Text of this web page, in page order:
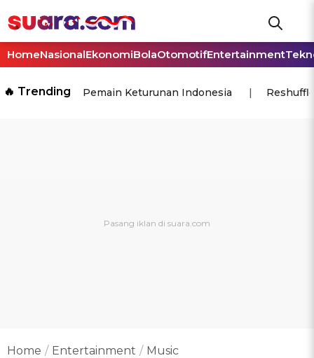
HomeNasionalEkonomiBolaOtomotifEntertainment
🔥 Trending Pemain Keturunan Indonesia
Home Entertainment Music